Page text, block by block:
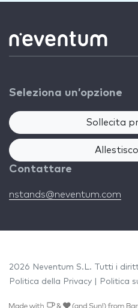
Seleziona un’opzione
Sollecita
Contattare
nstands@neventum.com
2026 Neventum S.L. Tutti i
Politica della Privacy
Politica